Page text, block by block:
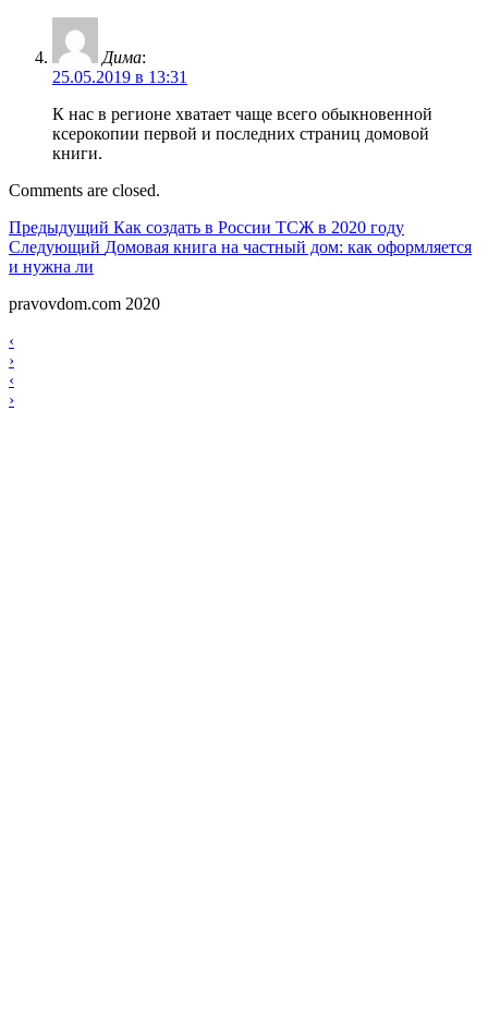
Дима:
25.05.2019 в 13:31
К нас в регионе хватает чаще всего обыкновенной
ксерокопии первой и последних страниц домовой
книги.
Comments are closed.
Навигация
по
Предыдущий Предыдущий
Как создать в России ТСЖ в 2020 году
Следующий Следующий
Домовая книга на частный дом: как оформляется
и нужна ли
pravovdom.com 2020
Scroll
Up
Навигация
по
записям
‹
›
Навигация
по
‹
›